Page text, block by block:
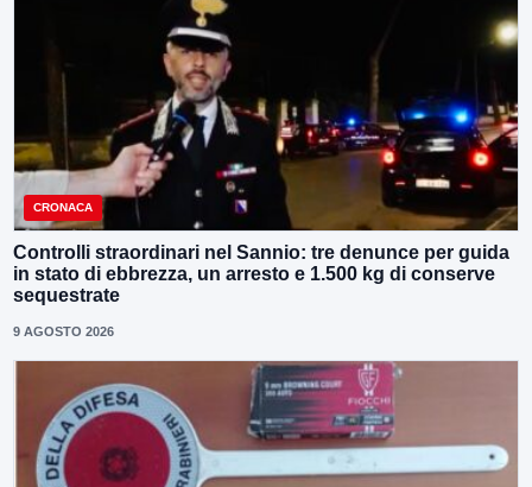
CRONACA
Controlli straordinari nel Sannio: tre denunce per guida
in stato di ebbrezza, un arresto e 1.500 kg di conserve
sequestrate
9 AGOSTO 2026